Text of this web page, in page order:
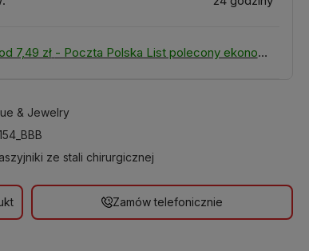
7,49 zł - Poczta Polska List polecony ekonomiczny
& Jewelry
ze stali chirurgicznej
Zamów telefonicznie